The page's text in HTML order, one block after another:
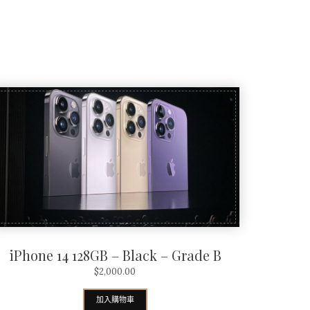
iPhone 14 128GB – Black – Grade B
$2,000.00
加入購物車